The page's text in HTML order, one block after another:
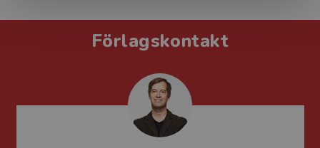
Förlagskontakt